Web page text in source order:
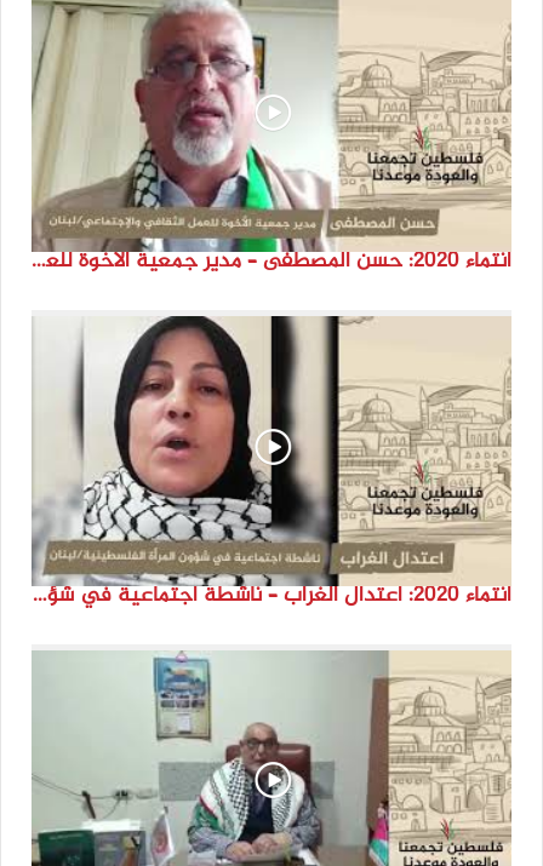
انتماء 2020: حسن المصطفى – مدير جمعية الأخوة للعمل الثقافي والإجتماعي – لبنان
انتماء 2020: اعتدال الغراب – ناشطة اجتماعية في شؤون المرأة الفلسطينية – لبنان